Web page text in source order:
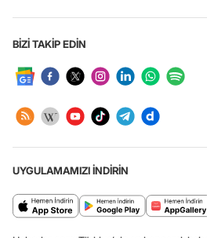
BİZİ TAKİP EDİN
UYGULAMAMIZI İNDİRİN